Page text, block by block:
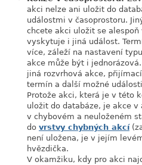
akci nelze ani uložit do
událostmi v časoprostoru.
chcete akci uložit se
vyskytuje i jiná událost.
více, záleží na nastavení
akce může být i
jiná rozvrhová akce,
termín a další možné
Protože akci, která je v této
uložit do databáze, je akce v
v chybovém a neuloženém
do vrstvy chybných akcí
není uložena, je v jejím
hvězdička.
V okamžiku, kdy pro akci